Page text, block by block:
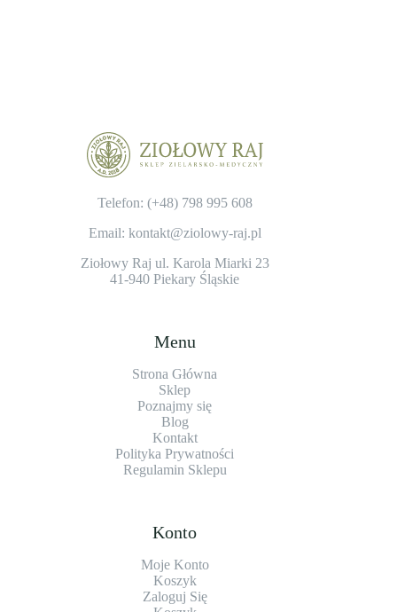
Telefon: (+48) 798 995 608
Email: kontakt@ziolowy-raj.pl
Ziołowy Raj ul. Karola Miarki 23
41-940 Piekary Śląskie
Menu
Strona Główna
Sklep
Poznajmy się
Blog
Kontakt
Polityka Prywatności
Regulamin Sklepu
Konto
Moje Konto
Koszyk
Zaloguj Się